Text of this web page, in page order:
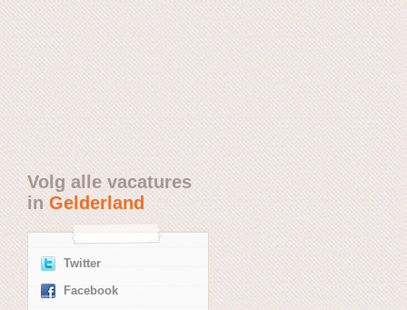
Volg alle vacatures
inGelderland
Twitter
Facebook